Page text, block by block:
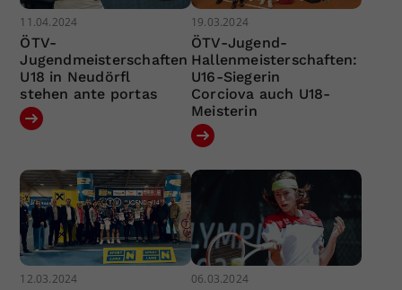
11.04.2024
ÖTV-
Jugendmeisterschaften
U18 in Neudörfl
stehen ante portas
19.03.2024
ÖTV-Jugend-
Hallenmeisterschaften:
U16-Siegerin
Corciova auch U18-
Meisterin
12.03.2024 06.03.2024